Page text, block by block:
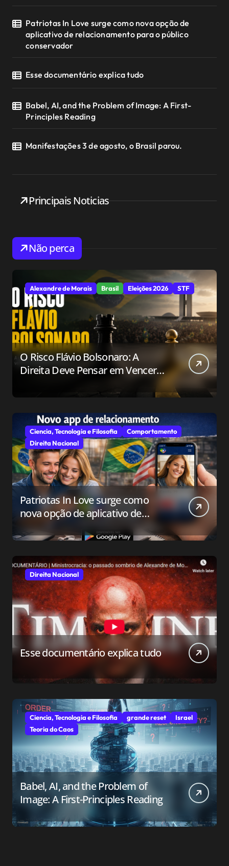
Patriotas In Love surge como nova opção de
aplicativo de relacionamento para o público
conservador
Esse documentário explica tudo
Babel, AI, and the Problem of Image: A First-
Principles Reading
Manifestações 3 de agosto, o Brasil parou.
Principais Noticias
Não perca
Alexandre de Morais Brasil Eleições 2026 STF
O Risco Flávio Bolsonaro: A
Direita Deve Pensar em Vencer
Ciencia, Tecnologia e Filosofia
Comportamento
Direita Nacional
Patriotas In Love surge como
nova opção de aplicativo de
relacionamento para o público
conservador
Direita Nacional
Esse documentário explica tudo
Ciencia, Tecnologia e Filosofia grande reset
Israel
Teoria do Caos
Babel, AI, and the Problem of
Image: A First-Principles Reading